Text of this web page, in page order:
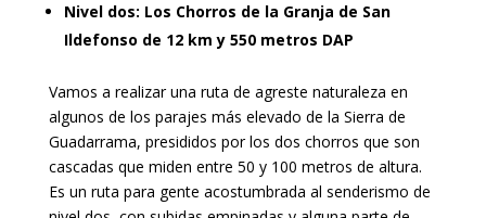
Nivel dos: Los Chorros de la Granja de San
Ildefonso de 12 km y 550 metros DAP
Vamos a realizar una ruta de agreste naturaleza en
algunos de los parajes más elevado de la Sierra de
Guadarrama, presididos por los dos chorros que son
cascadas que miden entre 50 y 100 metros de altura.
Es un ruta para gente acostumbrada al senderismo de